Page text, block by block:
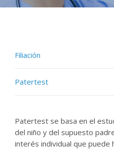
Filiación
Patertest
Patertest se basa en el
del niño y del supuesto
interés individual que puede